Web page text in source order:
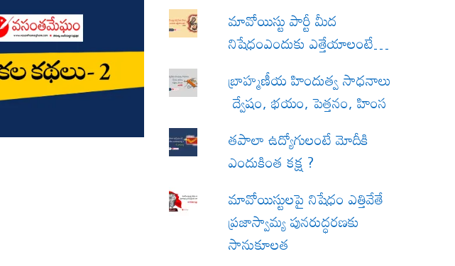
మావోయిస్టు పార్టీ మీద
నిషేధంఎందుకు ఎత్తేయాలంటే…
బ్రాహ్మణీయ హిందుత్వ సాధనాలు
ద్వేషం, భయం, పెత్తనం, హింస
త‌పాలా ఉద్యోగులంటే మోదీకి
ఎందుకింత కక్ష ?
మావోయిస్టులపై నిషేధం ఎత్తివేతే
ప్రజాస్వామ్య పునరుద్ధరణకు
సానుకూలత